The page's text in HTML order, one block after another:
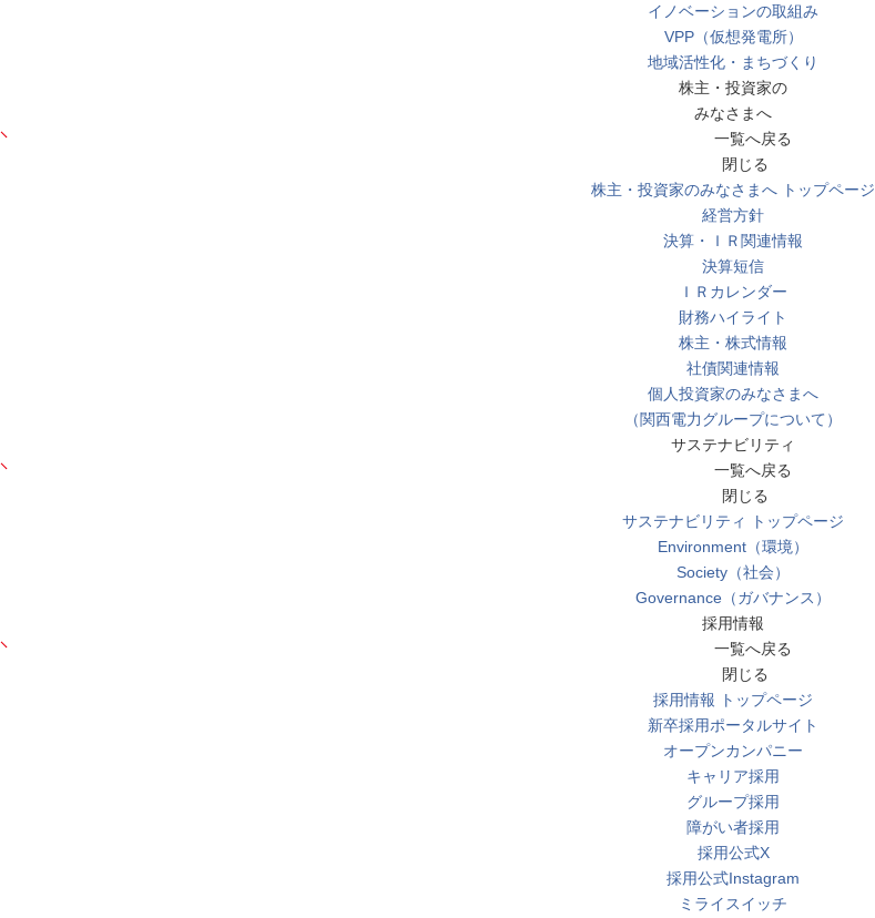
イノベーションの取組み
VPP（仮想発電所）
地域活性化・まちづくり
株主・投資家の
みなさまへ
一覧へ戻る
閉じる
株主・投資家のみなさまへ トップページ
経営方針
決算・ＩＲ関連情報
決算短信
ＩＲカレンダー
財務ハイライト
株主・株式情報
社債関連情報
個人投資家のみなさまへ
（関西電力グループについて）
サステナビリティ
一覧へ戻る
閉じる
サステナビリティ トップページ
Environment（環境）
Society（社会）
Governance（ガバナンス）
採用情報
一覧へ戻る
閉じる
採用情報 トップページ
新卒採用ポータルサイト
オープンカンパニー
キャリア採用
グループ採用
障がい者採用
採用公式X
採用公式Instagram
ミライスイッチ